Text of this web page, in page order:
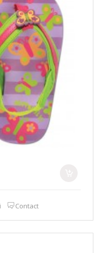
Contact